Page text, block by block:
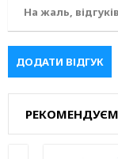
На жаль,
ДОДАТИ ВІДГУК